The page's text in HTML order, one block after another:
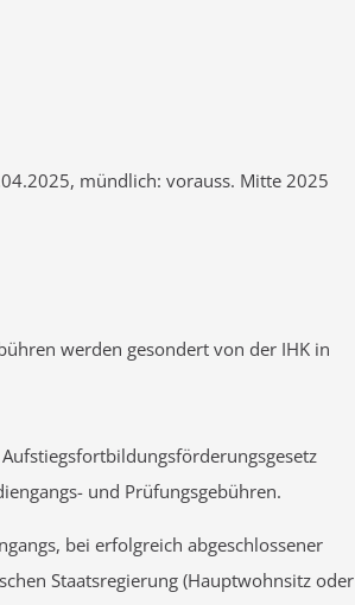
mündlich: vorauss. Mitte 2025
werden gesondert von der IHK in
und Prüfungsgebühren.
bei erfolgreich abgeschlossener
Staatsregierung (Hauptwohnsitz oder